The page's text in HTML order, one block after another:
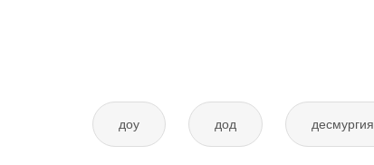
доу дод десмургия